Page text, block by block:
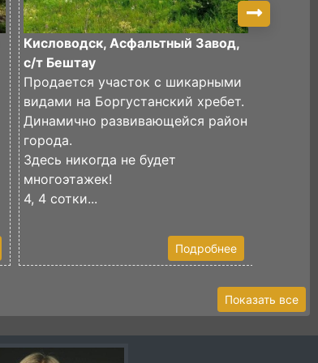
Кисловодск, Асфальтный Завод,
с/т Бештау
Продается участок с шикарными
видами на Боргустанский хребет.
Динамично развивающейся район
города.
Здесь никогда не будет
многоэтажек!
4, 4 сотки...
Подробнее
Показать все